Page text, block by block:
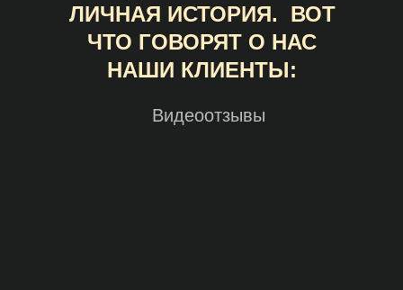
ЛИЧНАЯ ИСТОРИЯ. ВОТ
ЧТО ГОВОРЯТ О НАС
НАШИ КЛИЕНТЫ:
Видеоотзывы